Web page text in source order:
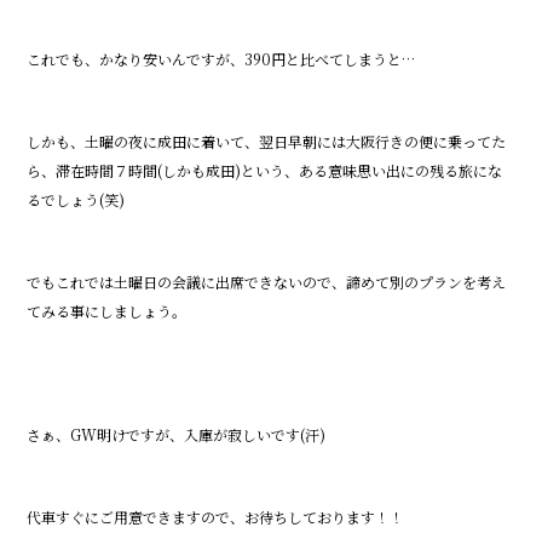
これでも、かなり安いんですが、390円と比べてしまうと…
しかも、土曜の夜に成田に着いて、翌日早朝には大阪行きの便に乗ってた
ら、滞在時間７時間(しかも成田)という、ある意味思い出にの残る旅にな
るでしょう(笑)
でもこれでは土曜日の会議に出席できないので、諦めて別のプランを考え
てみる事にしましょう。
さぁ、GW明けですが、入庫が寂しいです(汗)
代車すぐにご用意できますので、お待ちしております！！